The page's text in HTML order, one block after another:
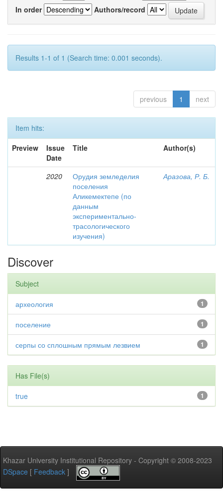
In order
Authors/record
Results 1-1 of 1 (Search time: 0.001 seconds).
previous 1 next
Item hits:
Preview
Issue
Date
Title Author(s)
2020
Орудия земледелия
поселения
Аликемектепе (по
данным
экспериментально-
трасологического
изучения)
Аразова, Р. Б.
Discover
Subject
1
археология
1
поселение
1
серпы со сплошным прямым лезвием
Has File(s)
1
true
Khazar University Institutional Repository - Copyright © 2008-2023
DSpace [ Feedback ]